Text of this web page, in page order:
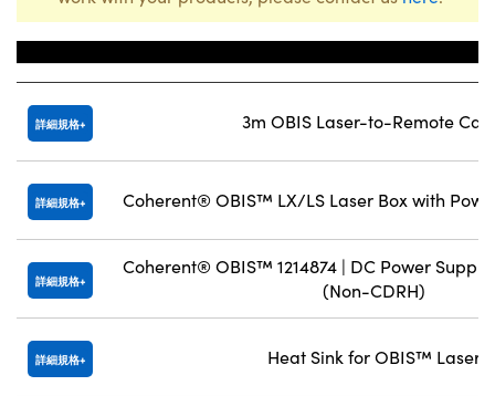
詳細規格 3m OBIS Laser-to-Remote
詳細規格 Coherent® OBIS™ LX/LS Laser Box with
詳細規格
Coherent® OBIS™ 1214874 | DC Power
(Non-CDRH)
詳細規格 Heat Sink for OBIS™ Laser